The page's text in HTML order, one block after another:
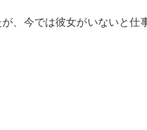
、今では彼女がいないと仕